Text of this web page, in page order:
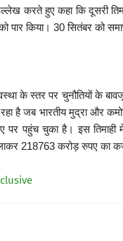
करते हुए कहा कि दूसरी
पार किया। 30 सितंबर को
के स्तर पर चुनौतियों के
है जब भारतीय मुद्रा और
पर पहुंच चुका है। इस
218763 करोड़ रुपए का